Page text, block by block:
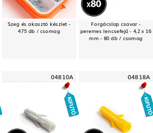
Szeg és akasztó készlet -
475 db / csomag
Forgácslap csavar -
peremes lencsefejű - 4,2 x 16
mm - 80 db / csomag
04810A 04818A